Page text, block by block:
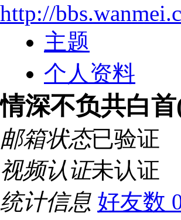
http://
主题
个人资料
情深不负共白首
邮箱状态已验证
视频认证未认证
统计信息 好友数